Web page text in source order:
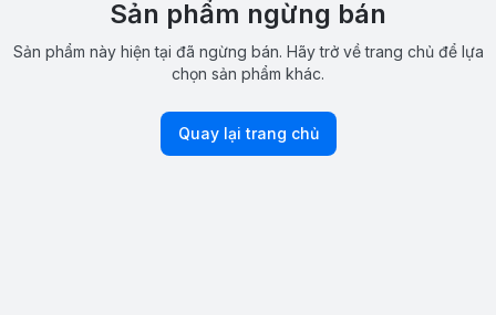
Sản phẩm ngừng bán
Sản phẩm này hiện tại đã ngừng bán. Hãy trở về trang chủ để lựa
chọn sản phẩm khác.
Quay lại trang chủ